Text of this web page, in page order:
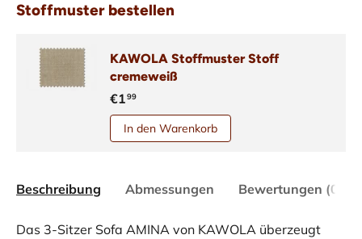
Stoffmuster bestellen
KAWOLA Stoffmuster Stoff
cremeweiß
€199
In den Warenkorb
Beschreibung Abmessungen Bewertungen (0)
Das 3-Sitzer Sofa AMINA von KAWOLA überzeugt